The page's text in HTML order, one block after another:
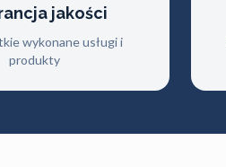
jakości
wykonane usługi i
produkty